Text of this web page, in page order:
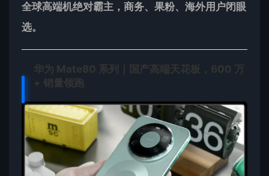
全球高端机绝对霸主，商务、果粉、海外用户闭眼
选。
华为 Mate80 系列｜国产高端天花板，600 万
+ 销量领跑